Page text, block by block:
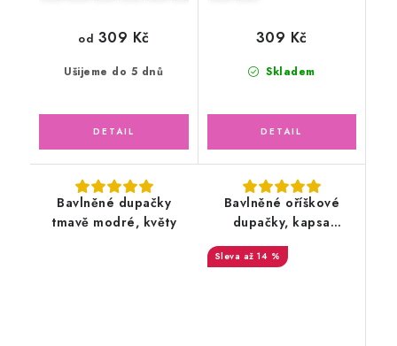
Ušijeme do 5 dnů
od 309 Kč
Skladem
309 Kč
Bavlněné dupačky
tmavě modré, květy
Bavlněné oříškové
dupačky, kapsa
zvířátka v lese
až 14 %